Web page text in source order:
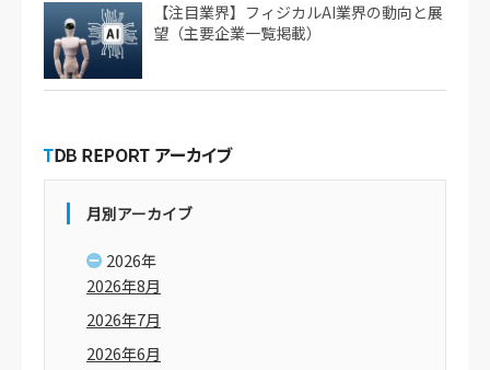
【注目業界】フィジカルAI業界の動向と展
望（主要企業一覧掲載）
月別アーカイブ
2026年
2026年8月
2026年7月
2026年6月